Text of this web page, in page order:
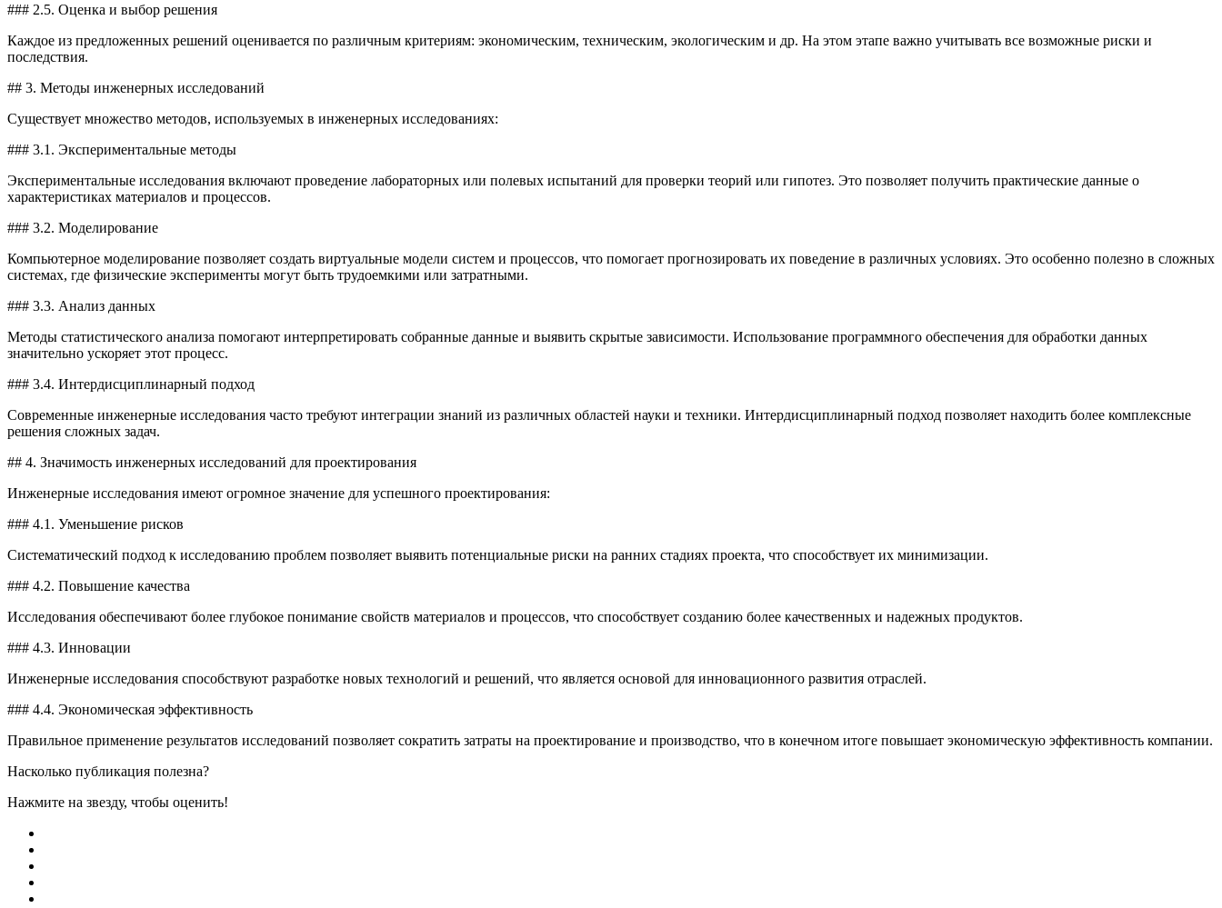
### 2.5. Оценка и выбор решения
Каждое из предложенных решений оценивается по различным критериям: экономическим, техническим, экологическим и др. На этом этапе важно учитывать все возможные риски и
последствия.
## 3. Методы инженерных исследований
Существует множество методов, используемых в инженерных исследованиях:
### 3.1. Экспериментальные методы
Экспериментальные исследования включают проведение лабораторных или полевых испытаний для проверки теорий или гипотез. Это позволяет получить практические данные о
характеристиках материалов и процессов.
### 3.2. Моделирование
Компьютерное моделирование позволяет создать виртуальные модели систем и процессов, что помогает прогнозировать их поведение в различных условиях. Это особенно полезно в сложных
системах, где физические эксперименты могут быть трудоемкими или затратными.
### 3.3. Анализ данных
Методы статистического анализа помогают интерпретировать собранные данные и выявить скрытые зависимости. Использование программного обеспечения для обработки данных
значительно ускоряет этот процесс.
### 3.4. Интердисциплинарный подход
Современные инженерные исследования часто требуют интеграции знаний из различных областей науки и техники. Интердисциплинарный подход позволяет находить более комплексные
решения сложных задач.
## 4. Значимость инженерных исследований для проектирования
Инженерные исследования имеют огромное значение для успешного проектирования:
### 4.1. Уменьшение рисков
Систематический подход к исследованию проблем позволяет выявить потенциальные риски на ранних стадиях проекта, что способствует их минимизации.
### 4.2. Повышение качества
Исследования обеспечивают более глубокое понимание свойств материалов и процессов, что способствует созданию более качественных и надежных продуктов.
### 4.3. Инновации
Инженерные исследования способствуют разработке новых технологий и решений, что является основой для инновационного развития отраслей.
### 4.4. Экономическая эффективность
Правильное применение результатов исследований позволяет сократить затраты на проектирование и производство, что в конечном итоге повышает экономическую эффективность компании.
Насколько публикация полезна?
Нажмите на звезду, чтобы оценить!